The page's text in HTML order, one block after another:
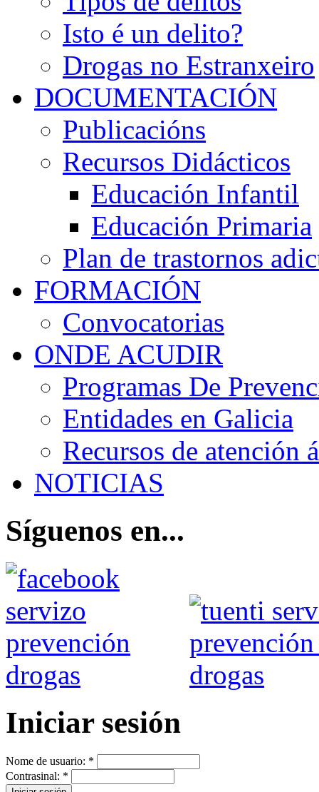
Isto é un delito?
Drogas no Estranxeiro
DOCUMENTACIÓN
Publicacións
Recursos Didácticos
Educación Infantil
Educación Primaria
Plan de trastornos
FORMACIÓN
Convocatorias
ONDE ACUDIR
Programas De
Entidades en Galicia
Recursos de atención
NOTICIAS
Síguenos en...
Iniciar sesión
Nome de usuario: *
Contrasinal: *